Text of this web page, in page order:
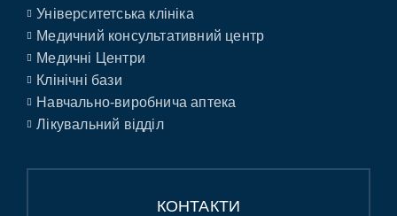
Університетська клініка
Медичний консультативний центр
Медичні Центри
Клінічні бази
Навчально-виробнича аптека
Лікувальний відділ
КОНТАКТИ